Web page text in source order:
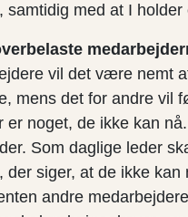
samtidig med at I
vil det være nemt
mens det for andre vil
noget, de ikke kan
Som daglige leder
der siger, at de ikke
andre